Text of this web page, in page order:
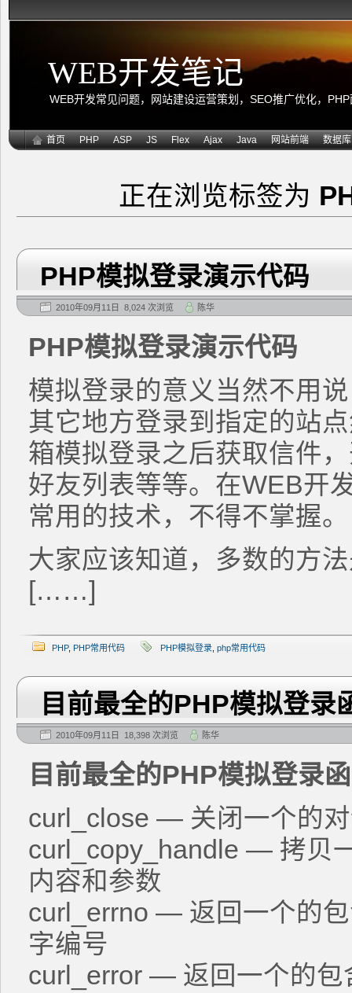
WEB开发笔记
WEB开发常见问题，网站建设运营策划，SEO推广优化，
首页 PHP ASP JS Flex Ajax Java 网站前端 数据库
正在浏览标签为
PHP模拟登录演示代码
2010年09月11日 8,024 次浏览 陈华
PHP模拟登录演示代码
模拟登录的意义当然不用
其它地方登录到指定的站
箱模拟登录之后获取信件
好友列表等等。在WEB开
常用的技术，不得不掌握。
大家应该知道，多数的方
[……]
PHP, PHP常用代码 PHP模拟登录 php常用代码
目前最全的PHP模拟登
2010年09月11日 18,398 次浏览 陈华
目前最全的PHP模拟登录
curl_close — 关闭一个的
curl_copy_handle — 拷贝
内容和参数
curl_errno — 返回一个的
字编号
curl_error — 返回一个的